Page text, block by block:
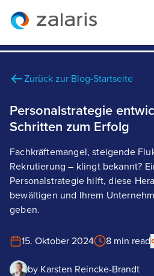
Zurück zur Blog-Startseite
Personalstrategie
Schritten zum Erfolg
Fachkräftemangel, steigende
Rekrutierung – klingt bekannt?
Personalstrategie hilft, diese
bewältigen und Ihrem
geben.
15. Oktober 2024 8 min read
by Karsten Reincke-Brandt